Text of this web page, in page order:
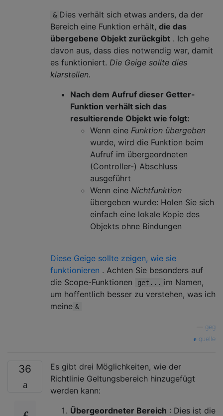
& Dies verhält sich etwas anders, da der
Bereich eine Funktion erhält, die das
übergebene Objekt zurückgibt . Ich gehe
davon aus, dass dies notwendig war, damit
es funktioniert. Die Geige sollte dies
klarstellen.
Nach dem Aufruf dieser Getter-
Funktion verhält sich das
resultierende Objekt wie folgt:
Wenn eine Funktion übergeben
wurde, wird die Funktion beim
Aufruf im übergeordneten
(Controller-) Abschluss
ausgeführt
Wenn eine Nichtfunktion
übergeben wurde: Holen Sie sich
einfach eine lokale Kopie des
Objekts ohne Bindungen
Diese Geige sollte zeigen, wie sie
funktionieren . Achten Sie besonders auf
die Scope-Funktionen
get... im Namen,
um hoffentlich besser zu verstehen, was ich
meine &
geg
quelle
36
Es gibt drei Möglichkeiten, wie der
Richtlinie Geltungsbereich hinzugefügt
werden kann:
Übergeordneter Bereich : Dies ist die